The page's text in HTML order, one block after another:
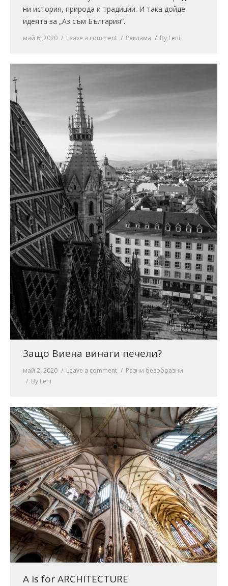
ни история, природа и традиции. И така дойде
идеята за „Аз съм България“.
май 6, 2020 Leave a comment Реклама By Leni
Защо Виена винаги печели?
май 2, 2020 Leave a comment
Разни безобразни
By Leni
A is for ARCHITECTURE